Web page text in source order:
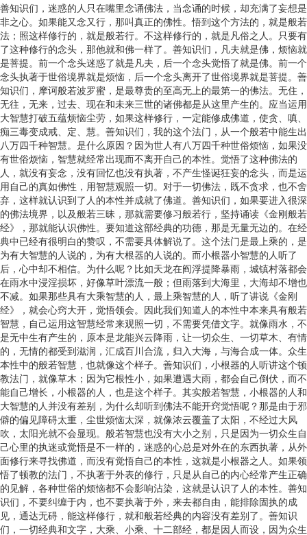
善知识们，迷惑的人只在嘴里念诵佛法，当念诵的时候，却充满了妄想是
非之心。如果能又念又行，那叫真正的佛性。悟到这个方法的，就是般若
法；照这样修行的，就是般若行。不这样修行的，就是凡俗之人。只要有
了这种修行的念头，那他就和佛一样了。善知识们，凡夫就是佛，烦恼就
是菩提。前一个念头迷惑了就是凡夫，后一个念头觉悟了就是佛。前一个
念头执著于世俗境界就是烦恼，后一个念头离开了世俗境界就是菩提。善
知识们，摩诃般若波罗蜜，是最尊贵的至高无上的最第一的佛法。无住，
无往，无来，过去、现在和未来三世的诸佛都是从这里产生的。应当运用
大智慧打破五蕴烦恼尘劳，如果这样修行，一定能修成佛道，使贪、嗔、
痴三毒变成戒、定、慧。善知识们，我的这个法门，从一个般若中能生出
八万四千种智慧。是什么原因？因为世人有八万四千种世俗烦恼，如果没
有世俗烦恼，智慧就经常出现而不离开自己的本性。觉悟了这种佛法的
人，就没有妄念，没有回忆也没有执著，不产生怪诞狂妄的念头，而是运
用自己的真如佛性，用智慧观照一切。对于一切佛法，既不贪求，也不舍
弃，这样就认识到了人的本性并成就了佛道。善知识们，如果要进入很深
的佛法境界，以及般若三昧，那就需要修习般若行，坚持诵读《金刚般若
经》，那就能认识佛性。要知道这部经典的功德，那是无量无边的。在经
典中已经有很明白的赞叹，不需要具体解说了。这个法门是最上乘的，是
为有大智慧的人说的，为有大根器的人说的。而小根器小智慧的人听了
后，心中却不相信。为什么呢？比如天龙在阎浮提降暴雨，城镇村落都会
在雨水中浸淫损坏，好像草叶漂流一般；但雨落到大海里，大海却不增也
不减。如果那些具有大乘智慧的人，最上乘智慧的人，听了讲说《金刚
经》，就会心窍大开，觉悟领会。因此我们知道人的本性中本来具有般若
智慧，自己运用这智慧经常来观照一切，不需要凭借文字。就像雨水，不
是无中生有产生的，原本是龙能兴云降雨，让一切众生、一切草木、有情
的，无情的都受到滋润，汇成百川合流，归入大海，与海合成一体。众生
本性中的般若智慧，也就像这个样子。善知识们，小根器的人听讲这个顿
教法门，就像草木；因为它根性小，如果遭遇大雨，都会自己倒伏，而不
能自己增长，小根器的人，也是这个样子。其实般若智慧，小根器的人和
大智慧的人并没有差别，为什么却听到佛法不能开窍觉悟呢？那是由于邪
僻的偏见障碍太重，尘世烦恼太深，就像浓云覆盖了太阳，不经过大风
吹，太阳光就不会显现。般若智慧也没有大小之别，只是因为一切众生自
己心里的执迷或觉悟是不一样的，迷惑的心总是对外在的东西执著，从外
面修行来寻找佛道，而没有觉悟自己的本性，这就是小根器之人。如果领
悟了顿教的法门，不执著于外表的修行，只是从自己的内心经常产生正确
的见解，各种世俗的烦恼都不会影响沾染，这就是认识了人的本性。善知
识们，不要纠缠于内，也不要执著于外，来去都自由，能排除固执的成
见，通达无碍，能这样修行，就和般若经典的内容没有差别了。善知识
们，一切经典和文字，大乘、小乘、十二部经，都是因人而设，因为众生